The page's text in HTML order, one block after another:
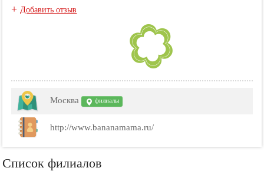
+Добавить отзыв
Москва филиалы
http://www.bananamama.ru/
Список филиалов